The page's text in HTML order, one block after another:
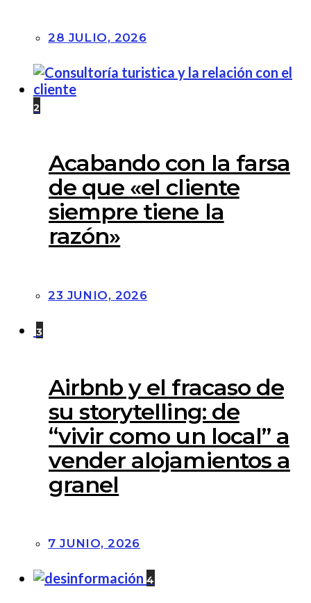
28 JULIO, 2026
2
Acabando con la farsa
de que «el cliente
siempre tiene la
razón»
23 JUNIO, 2026
3
Airbnb y el fracaso de
su storytelling: de
“vivir como un local” a
vender alojamientos a
granel
7 JUNIO, 2026
4